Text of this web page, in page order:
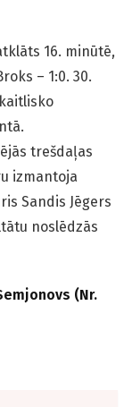
16. minūtē,
– 1:0. 30.
trešdaļas
izmantoja
Sandis Jēgers
noslēdzās
(Nr.